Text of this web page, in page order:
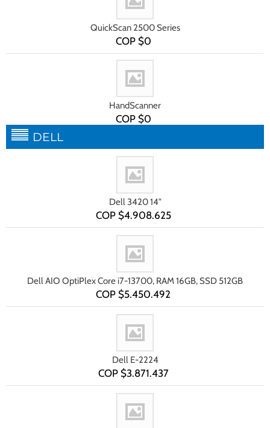
QuickScan 2500 Series
COP $0
HandScanner
COP $0
DELL
Dell 3420 14"
COP $4.908.625
Dell AIO OptiPlex Core i7-13700, RAM 16GB, SSD 512GB
COP $5.450.492
Dell E-2224
COP $3.871.437